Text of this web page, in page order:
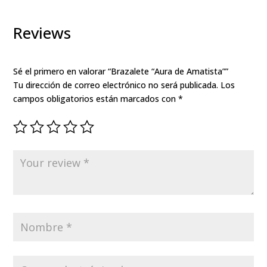
Reviews
Sé el primero en valorar “Brazalete “Aura de Amatista””
Tu dirección de correo electrónico no será publicada. Los
campos obligatorios están marcados con*